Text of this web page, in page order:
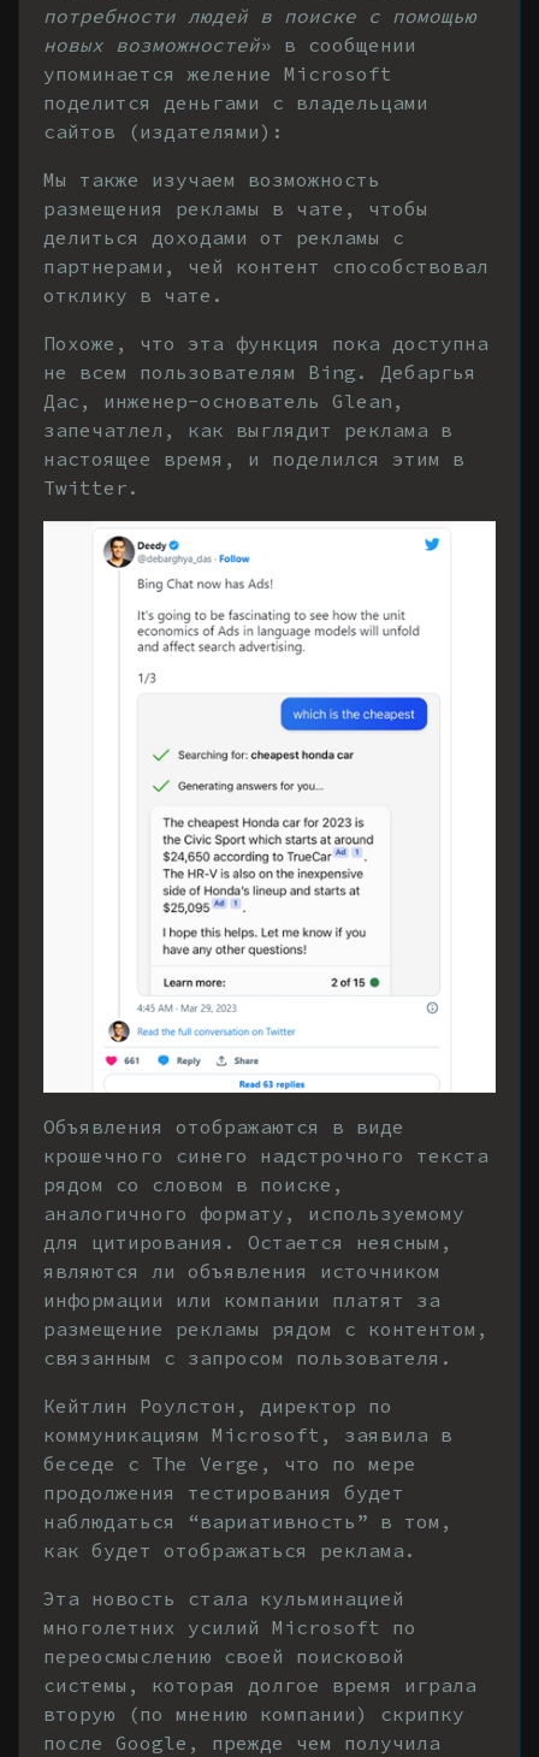
потребности людей в поиске с помощью
новых возможностей» в сообщении
упоминается желение Microsoft
поделится деньгами с владельцами
сайтов (издателями):
Мы также изучаем возможность
размещения рекламы в чате, чтобы
делиться доходами от рекламы с
партнерами, чей контент способствовал
отклику в чате.
Похоже, что эта функция пока доступна
не всем пользователям Bing. Дебаргья
Дас, инженер-основатель Glean,
запечатлел, как выглядит реклама в
настоящее время, и поделился этим в
Twitter.
Объявления отображаются в виде
крошечного синего надстрочного текста
рядом со словом в поиске,
аналогичного формату, используемому
для цитирования. Остается неясным,
являются ли объявления источником
информации или компании платят за
размещение рекламы рядом с контентом,
связанным с запросом пользователя.
Кейтлин Роулстон, директор по
коммуникациям Microsoft, заявила в
беседе с The Verge, что по мере
продолжения тестирования будет
наблюдаться “вариативность” в том,
как будет отображаться реклама.
Эта новость стала кульминацией
многолетних усилий Microsoft по
переосмыслению своей поисковой
системы, которая долгое время играла
вторую (по мнению компании) скрипку
после Google, прежде чем получила